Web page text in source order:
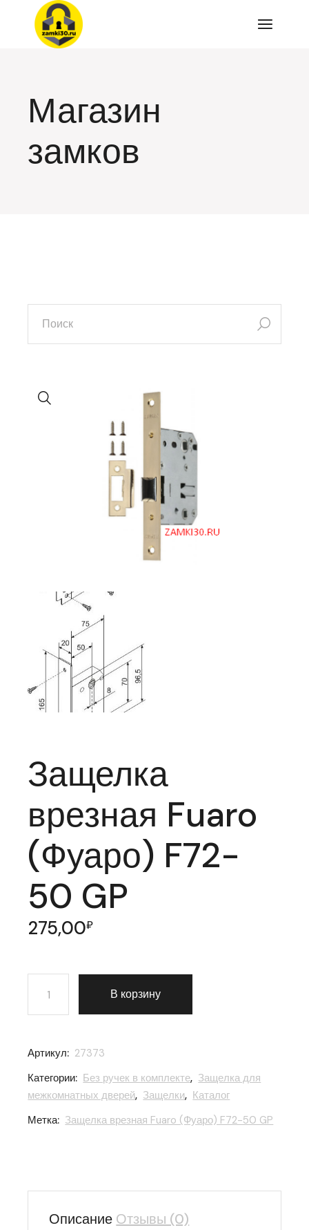
Перейти
содержимому
Магазин
замков
искать:
Защелка
врезная Fuaro
(Фуаро) F72-
50 GP
275,00₽
Количество товара Защелка врезная Fuaro (Фуаро)
В корзину
Артикул: 27373
Категории: Без ручек в комплекте, Защелка для
межкомнатных дверей, Защелки, Каталог
Метка: Защелка врезная Fuaro (Фуаро) F72-50 GP
Описание Отзывы (0)